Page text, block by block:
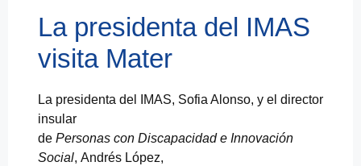
La presidenta del IMAS
visita Mater
La presidenta del IMAS, Sofia Alonso, y el director
insular
de Personas con Discapacidad e Innovación
Social, Andrés López,